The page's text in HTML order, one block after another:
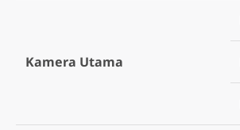
Kamera Utama